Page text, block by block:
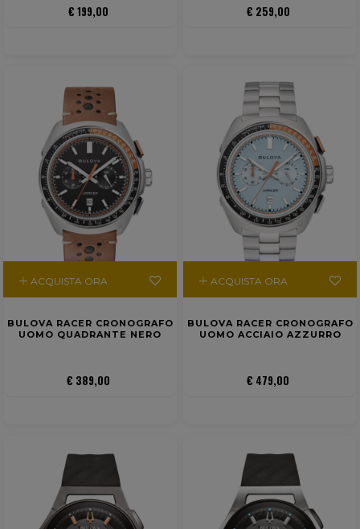
€ 199,00 € 259,00
ACQUISTA ORA
BULOVA RACER CRONOGRAFO
UOMO QUADRANTE NERO
€ 389,00
ACQUISTA ORA
BULOVA RACER CRONOGRAFO
UOMO ACCIAIO AZZURRO
€ 479,00